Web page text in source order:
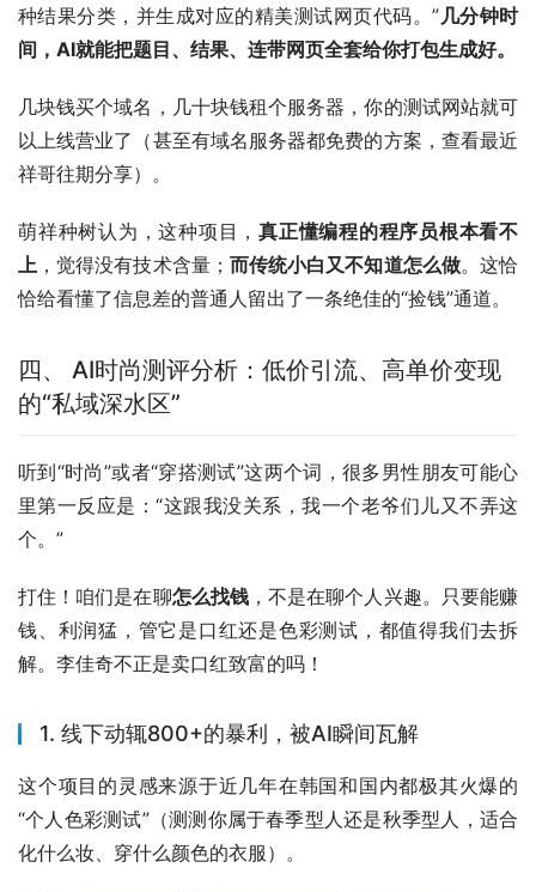
种结果分类，并生成对应的精美测试网页代码。”几分钟时
间，AI就能把题目、结果、连带网页全套给你打包生成好。
几块钱买个域名，几十块钱租个服务器，你的测试网站就可
以上线营业了（甚至有域名服务器都免费的方案，查看最近
祥哥往期分享）。
萌祥种树认为，这种项目， 真正懂编程的程序员根本看不
上 ，觉得没有技术含量； 而传统小白又不知道怎么做。这恰
恰给看懂了信息差的普通人留出了一条绝佳的“捡钱”通道。
四、 AI时尚测评分析：低价引流、高单价变现
的“私域深水区”
听到“时尚”或者“穿搭测试”这两个词，很多男性朋友可能心
里第一反应是：“这跟我没关系，我一个老爷们儿又不弄这
个。”
打住！咱们是在聊怎么找钱，不是在聊个人兴趣。只要能赚
钱、利润猛，管它是口红还是色彩测试，都值得我们去拆
解。李佳奇不正是卖口红致富的吗！
1. 线下动辄800+的暴利，被AI瞬间瓦解
这个项目的灵感来源于近几年在韩国和国内都极其火爆的
“个人色彩测试”（测测你属于春季型人还是秋季型人，适合
化什么妆、穿什么颜色的衣服）。